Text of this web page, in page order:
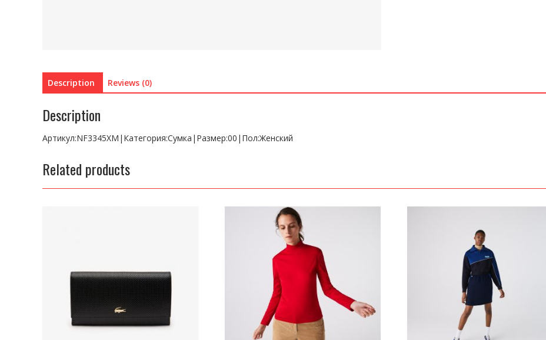
Description Reviews (0)
Description
Артикул:NF3345XM|Категория:Сумка|Размер:00|Пол:Женский
Related products